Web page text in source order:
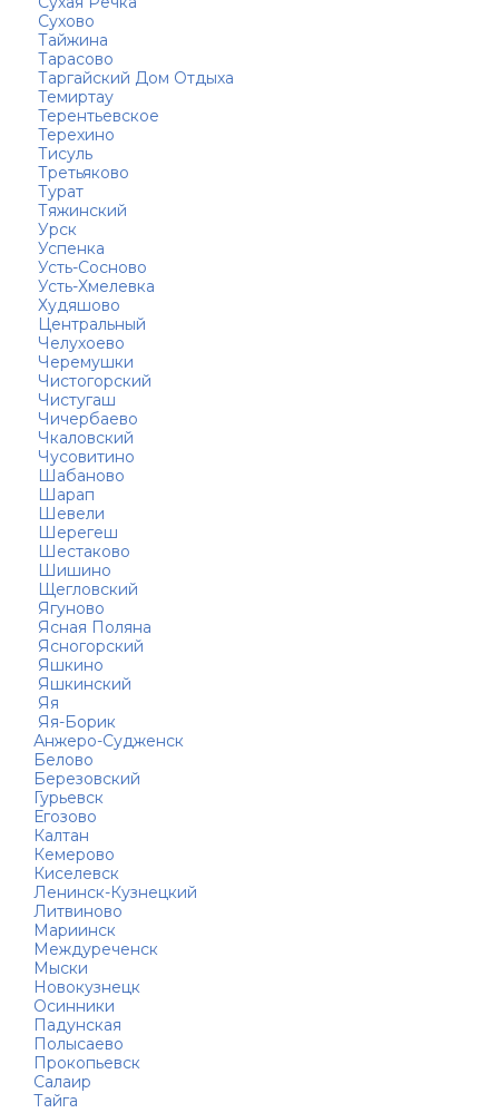
Сухово
Тайжина
Тарасово
Таргайский Дом Отдыха
Темиртау
Терентьевское
Терехино
Тисуль
Третьяково
Турат
Тяжинский
Урск
Успенка
Усть-Сосново
Усть-Хмелевка
Худяшово
Центральный
Челухоево
Черемушки
Чистогорский
Чистугаш
Чичербаево
Чкаловский
Чусовитино
Шабаново
Шарап
Шевели
Шерегеш
Шестаково
Шишино
Щегловский
Ягуново
Ясная Поляна
Ясногорский
Яшкино
Яшкинский
Яя
Яя-Борик
Анжеро-Судженск
Белово
Березовский
Гурьевск
Егозово
Калтан
Кемерово
Киселевск
Ленинск-Кузнецкий
Литвиново
Мариинск
Междуреченск
Мыски
Новокузнецк
Осинники
Падунская
Полысаево
Прокопьевск
Салаир
Тайга